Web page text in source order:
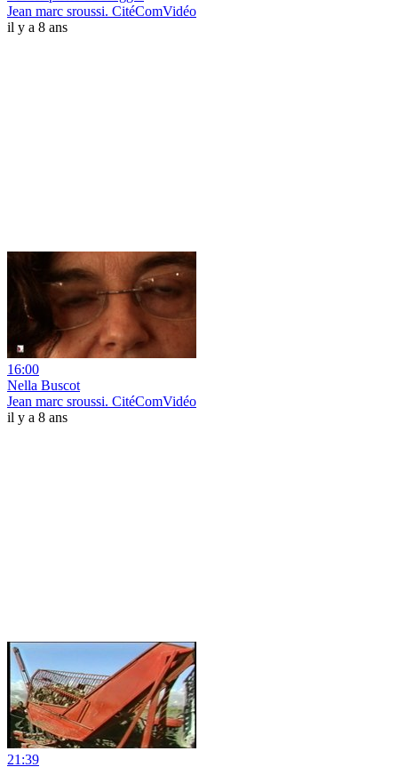
Jean marc sroussi. CitéComVidéo
il y a 8 ans
16:00
Nella Buscot
Jean marc sroussi. CitéComVidéo
il y a 8 ans
21:39